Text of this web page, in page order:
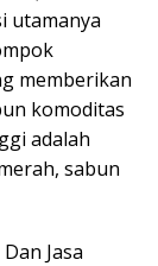
utamanya
memberikan
komoditas
adalah
sabun
Jasa